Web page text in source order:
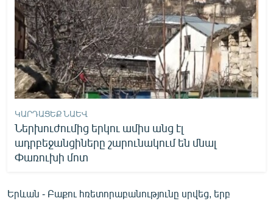
ԿԱՐԴԱՑԵՔ ՆԱԵՎ
Ներխուժումից երկու ամիս անց էլ
ադրբեջանցիները շարունակում են մնալ
Փառուխի մոտ
Երևան - Բաքու հռետորաբանությունը սրվեց, երբ